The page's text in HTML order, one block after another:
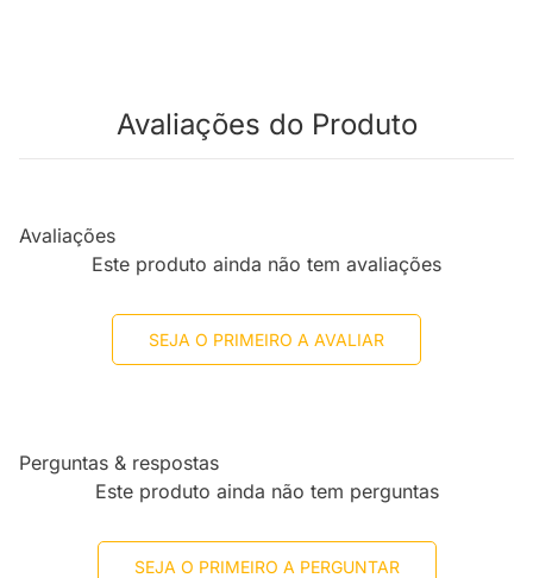
Avaliações do Produto
Avaliações
Este produto ainda não tem avaliações
SEJA O PRIMEIRO A AVALIAR
Perguntas & respostas
Este produto ainda não tem perguntas
SEJA O PRIMEIRO A PERGUNTAR